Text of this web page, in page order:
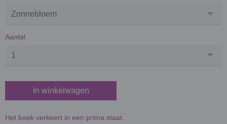
Aantal
In winkelwagen
Het boek verkeert in een prima staat.